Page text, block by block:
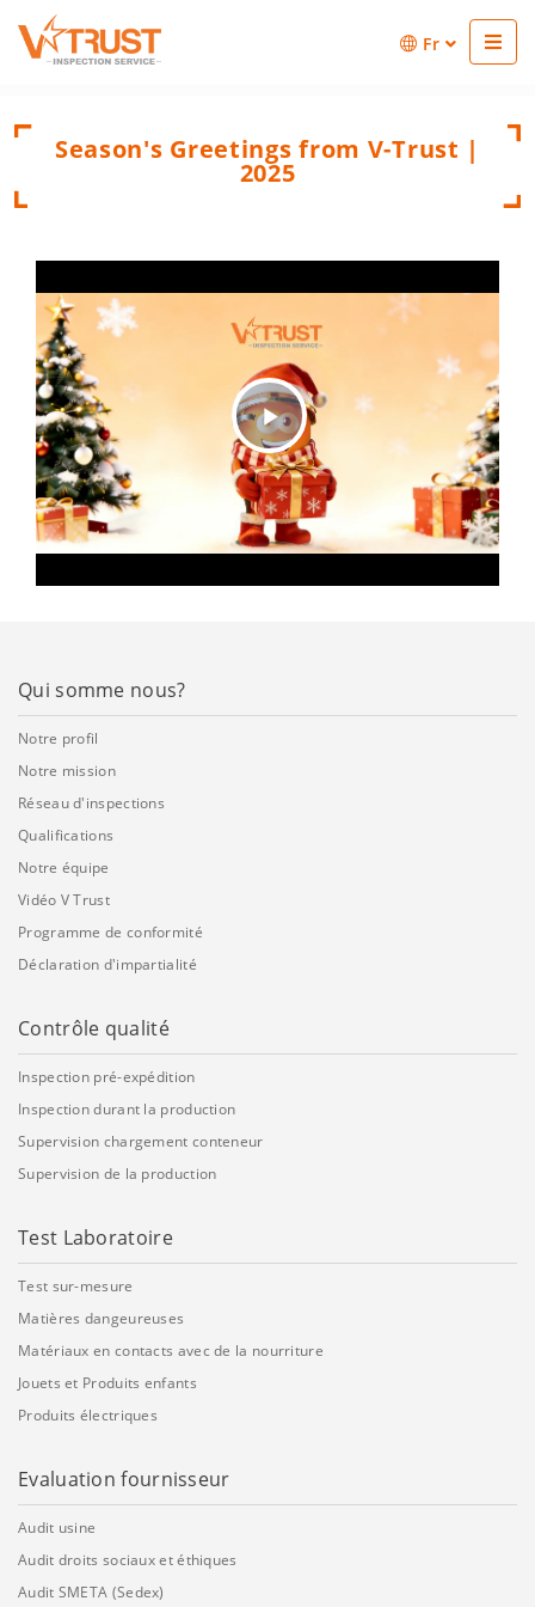
Fr
Season's Greetings from V-Trust |
2025
Play
Video
Qui somme nous?
Notre profil
Notre mission
Réseau d'inspections
Qualifications
Notre équipe
Vidéo V Trust
Programme de conformité
Déclaration d'impartialité
Contrôle qualité
Inspection pré-expédition
Inspection durant la production
Supervision chargement conteneur
Supervision de la production
Test Laboratoire
Test sur-mesure
Matières dangeureuses
Matériaux en contacts avec de la nourriture
Jouets et Produits enfants
Produits électriques
Evaluation fournisseur
Audit usine
Audit droits sociaux et éthiques
Audit SMETA (Sedex)